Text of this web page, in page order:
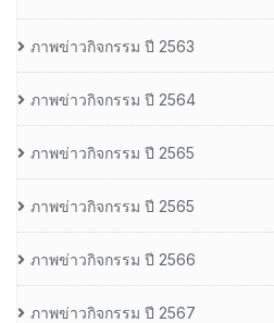
ภาพข่าวกิจกรรม ปี 2563
ภาพข่าวกิจกรรม ปี 2564
ภาพข่าวกิจกรรม ปี 2565
ภาพข่าวกิจกรรม ปี 2565
ภาพข่าวกิจกรรม ปี 2566
ภาพข่าวกิจกรรม ปี 2567